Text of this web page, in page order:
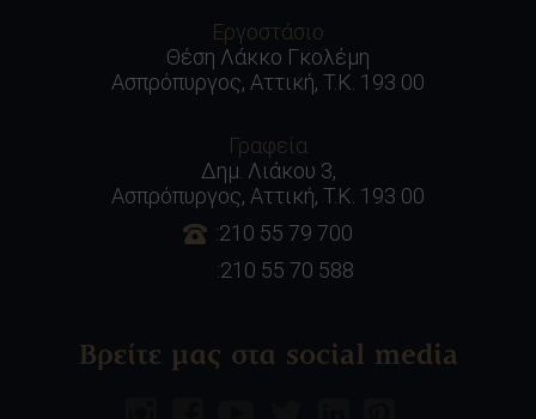
Εργοστάσιο
Θέση Λάκκο Γκολέμη
Ασπρόπυργος, Αττική, Τ.Κ. 193 00
Γραφεία
Δημ. Λιάκου 3,
Ασπρόπυργος, Αττική, Τ.Κ. 193 00
:210 55 79 700
:210 55 70 588
Βρείτε μας στα social media